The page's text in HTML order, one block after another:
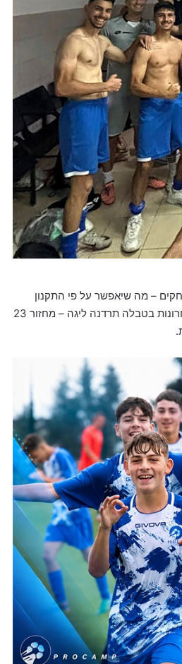
ליגת העל לנוער צפויה לחצות את רף 75% מהמשחקים – מה שיאפשר על פי התקנון
לקבוע טבלאות קובעות לירידת ועליית ליגה בכלל ליגות הנוער, כאשר שתי האחרונות בטבלה תרדנה ליגה – מחזור 23